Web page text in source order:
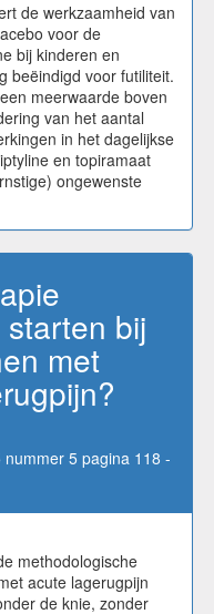
de werkzaamheid van
voor de
bij kinderen en
beëindigd voor futiliteit.
meerwaarde boven
van het aantal
in het dagelijkse
en topiramaat
ongewenste
bij
met
5 pagina 118 -
methodologische
acute lagerugpijn
de knie, zonder